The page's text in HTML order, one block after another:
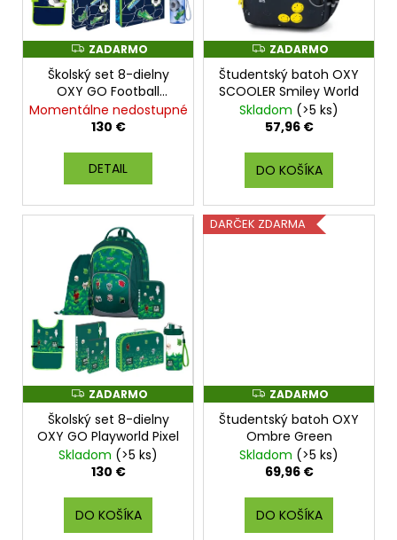
o
d
Z
A
D
A
R
M
O
ZADARMO
Školský set 8-dielny
OXY GO Football
Championship
Momentálne nedostupné
130 €
DETAIL
Z
A
D
A
R
M
O
ZADARMO
Študentský batoh OXY
SCOOLER Smiley World
Skladom (>5 ks)
57,96 €
DO KOŠÍKA
Z
A
D
A
R
M
O
ZADARMO
Školský set 8-dielny
OXY GO Playworld Pixel
Skladom (>5 ks)
130 €
DO KOŠÍKA
DARČEK ZDARMA
Z
A
D
A
R
M
O
ZADARMO
Študentský batoh OXY
Ombre Green
Skladom (>5 ks)
69,96 €
DO KOŠÍKA